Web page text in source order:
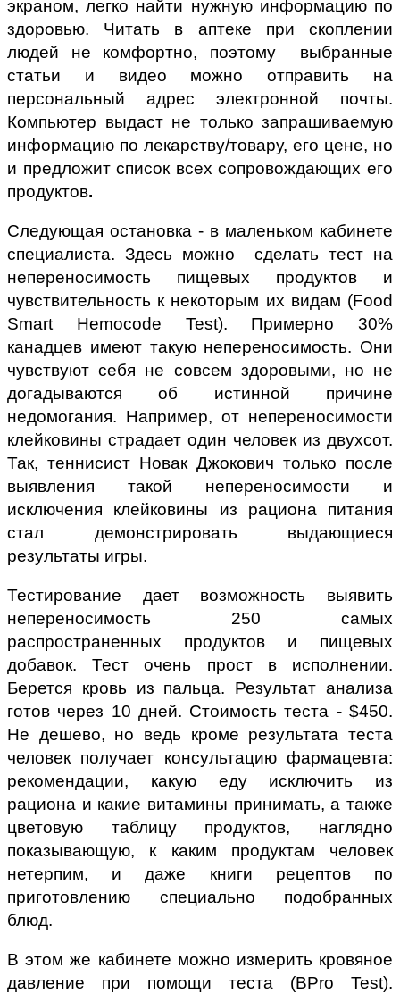
экраном, легко найти нужную информацию по
здоровью. Читать в аптеке при скоплении
людей не комфортно, поэтому выбранные
статьи и видео можно отправить на
персональный адрес электронной почты.
Компьютер выдаст не только запрашиваемую
информацию по лекарству/товару, его цене, но
и предложит список всех сопровождающих его
продуктов.
Следующая остановка - в маленьком кабинете
специалиста. Здесь можно сделать тест на
непереносимость пищевых продуктов и
чувствительность к некоторым их видам (Food
Smart Hemocode Test). Примерно 30%
канадцев имеют такую непереносимость. Они
чувствуют себя не совсем здоровыми, но не
догадываются об истинной причине
недомогания. Например, от непереносимости
клейковины страдает один человек из двухсот.
Так, теннисист Новак Джокович только после
выявления такой непереносимости и
исключения клейковины из рациона питания
стал демонстрировать выдающиеся
результаты игры.
Тестирование дает возможность выявить
непереносимость 250 самых
распространенных продуктов и пищевых
добавок. Тест очень прост в исполнении.
Берется кровь из пальца. Результат анализа
готов через 10 дней. Стоимость теста - $450.
Не дешево, но ведь кроме результата теста
человек получает консультацию фармацевта:
рекомендации, какую еду исключить из
рациона и какие витамины принимать, а также
цветовую таблицу продуктов, наглядно
показывающую, к каким продуктам человек
нетерпим, и даже книги рецептов по
приготовлению специально подобранных
блюд.
В этом же кабинете можно измерить кровяное
давление при помощи теста (BPro Test).